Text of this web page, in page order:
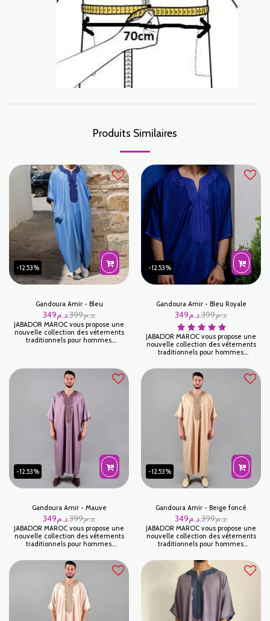
Produits Similaires
-12.53%
Gandoura Amir - Bleu
399 د.م. 349 د.م.
JABADOR MAROC vous propose une
nouvelle collection des vêtements
traditionnels pour hommes.
-12.53%
Gandoura Amir - Bleu Royale
399 د.م. 349 د.م.
JABADOR MAROC vous propose une
nouvelle collection des vêtements
traditionnels pour hommes.
Gandoura pour célébrer vos fêtes et
occasions familials . Haute finition!
-12.53%
Gandoura Amir - Mauve
399 د.م. 349 د.م.
JABADOR MAROC vous propose une
nouvelle collection des vêtements
traditionnels pour hommes.
Gandoura pour célébrer vos fêtes et
occasions familials . Haute finition!
-12.53%
Gandoura Amir - Beige foncé
399 د.م. 349 د.م.
JABADOR MAROC vous propose une
nouvelle collection des vêtements
traditionnels pour hommes.
Gandoura pour célébrer vos fêtes et
occasions familials . Haute finition!